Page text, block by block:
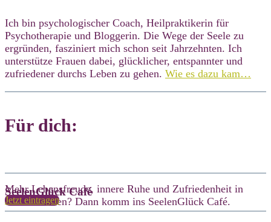
Ich bin psychologischer Coach, Heilpraktikerin für
Psychotherapie und Bloggerin. Die Wege der Seele zu
ergründen, fasziniert mich schon seit Jahrzehnten. Ich
unterstütze Frauen dabei, glücklicher, entspannter und
zufriedener durchs Leben zu gehen. Wie es dazu kam…
Für dich:
SeelenGlück Café
Mehr Lebensfreude, innere Ruhe und Zufriedenheit in
deinem Leben? Dann komm ins SeelenGlück Café.
Jetzt eintragen